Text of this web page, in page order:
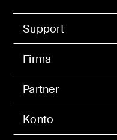
Konto
Support
Firma
Partner